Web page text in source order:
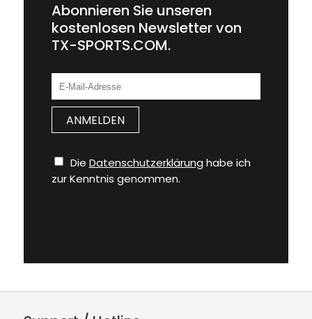
Abonnieren Sie unseren
kostenlosen Newsletter von
TX-SPORTS.COM.
Die Datenschutzerklärung habe ich
zur Kenntnis genommen.